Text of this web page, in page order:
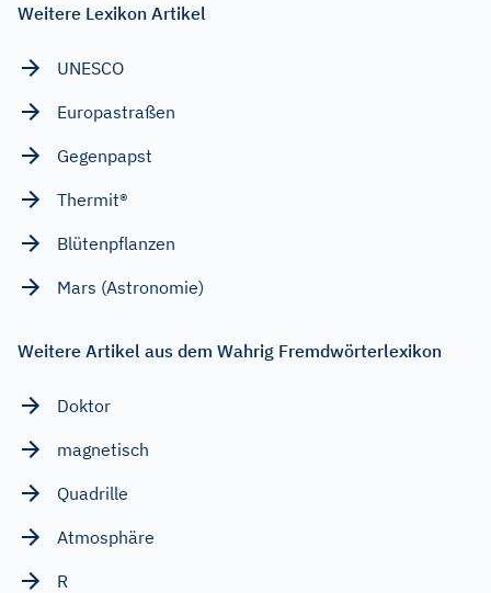
Weitere Lexikon Artikel
UNESCO
Europastraßen
Gegenpapst
Thermit®
Blütenpflanzen
Mars (Astronomie)
Weitere Artikel aus dem Wahrig Fremdwörterlexikon
Doktor
magnetisch
Quadrille
Atmosphäre
R